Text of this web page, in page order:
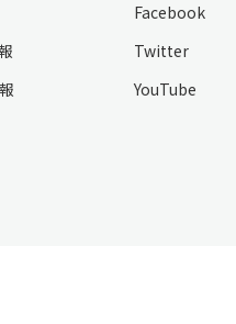
Facebook
Twitter
YouTube